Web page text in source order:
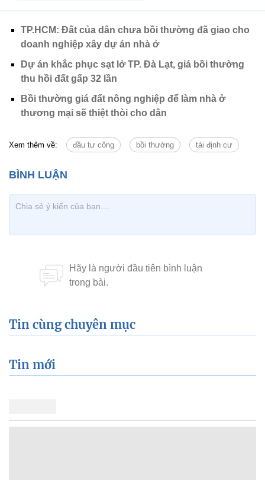
TP.HCM: Đất của dân chưa bồi thường đã giao cho
doanh nghiệp xây dự án nhà ở
Dự án khắc phục sạt lở TP. Đà Lạt, giá bồi thường
thu hồi đất gấp 32 lần
Bồi thường giá đất nông nghiệp để làm nhà ở
thương mại sẽ thiệt thòi cho dân
Xem thêm về: đầu tư công bồi thường tái định cư
Tin cùng chuyên mục
Tin mới